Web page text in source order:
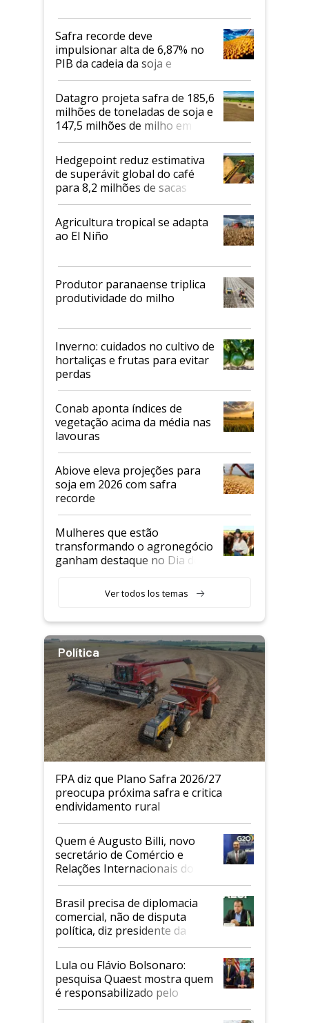
Safra recorde deve
impulsionar alta de 6,87% no
PIB da cadeia da soja e
biodiesel em 2026
Datagro projeta safra de 185,6
milhões de toneladas de soja e
147,5 milhões de milho em
2026/27
Hedgepoint reduz estimativa
de superávit global do café
para 8,2 milhões de sacas
Agricultura tropical se adapta
ao El Niño
Produtor paranaense triplica
produtividade do milho
Inverno: cuidados no cultivo de
hortaliças e frutas para evitar
perdas
Conab aponta índices de
vegetação acima da média nas
lavouras
Abiove eleva projeções para
soja em 2026 com safra
recorde
Mulheres que estão
transformando o agronegócio
ganham destaque no Dia do
Ver todos los temas
Política
FPA diz que Plano Safra 2026/27
preocupa próxima safra e critica
endividamento rural
Quem é Augusto Billi, novo
secretário de Comércio e
Relações Internacionais do
Mapa
Brasil precisa de diplomacia
comercial, não de disputa
política, diz presidente da
Faesp
Lula ou Flávio Bolsonaro:
pesquisa Quaest mostra quem
é responsabilizado pelo
tarifaço dos EUA